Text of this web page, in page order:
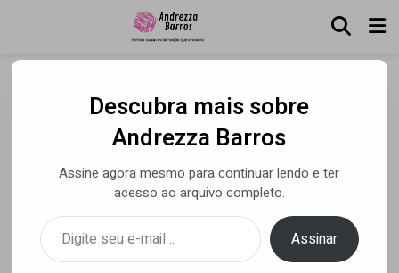
Crystal Murray lança remix
de “PAYBACK” com a
participação da cantora
TRIZ e produção de Victor
WAO
Descubra mais sobre
Andrezza Barros
Assine agora mesmo para continuar lendo e ter
acesso ao arquivo completo.
Digite seu e-mail…
Assinar